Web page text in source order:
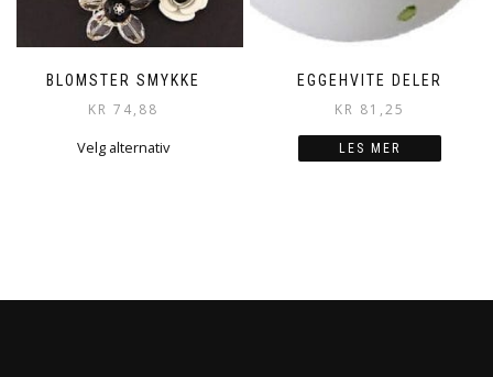
BLOMSTER SMYKKE
KR 74,88
Velg alternativDette
kan
EGGEHVITE DELER
KR 81,25
LES MER